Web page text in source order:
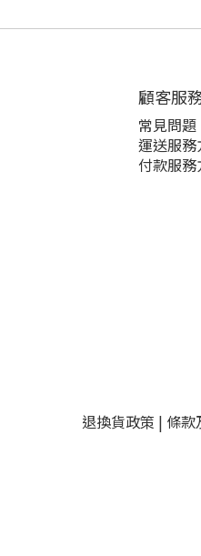
顧客服
常見問題
運送服務
付款服務
退換貨政策 | 條款